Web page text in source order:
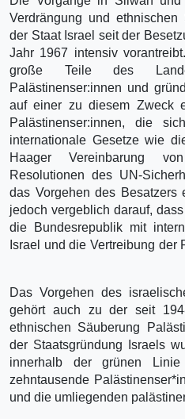
Verdrängung und
der Staat Israel seit der
Jahr 1967 intensiv
große Teile des
Palästinenser:innen und
auf einer zu diesem Zweck
Palästinenser:innen, die
internationale Gesetze wie
Haager Vereinbarung
Resolutionen des UN-
das Vorgehen des Besatzers
jedoch vergeblich darauf,
die Bundesrepublik mit
Israel und die Vertreibung der
Das Vorgehen des
gehört auch zu der seit
ethnischen Säuberung
der Staatsgründung Israels
innerhalb der grünen
zehntausende
und die umliegenden